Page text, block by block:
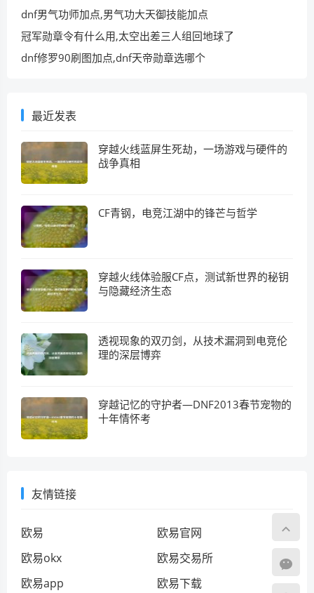
dnf男气功师加点,男气功大天御技能加点
冠军勋章令有什么用,太空出差三人组回地球了
dnf修罗90刷图加点,dnf天帝勋章选哪个
最近发表
穿越火线蓝屏生死劫，一场游戏与硬件的
战争真相
CF青钢，电竞江湖中的锋芒与哲学
穿越火线体验服CF点，测试新世界的秘钥
与隐藏经济生态
透视现象的双刃剑，从技术漏洞到电竞伦
理的深层博弈
穿越记忆的守护者—DNF2013春节宠物的
十年情怀考
友情链接
欧易
欧易官网
欧易okx
欧易交易所
欧易app
欧易下载